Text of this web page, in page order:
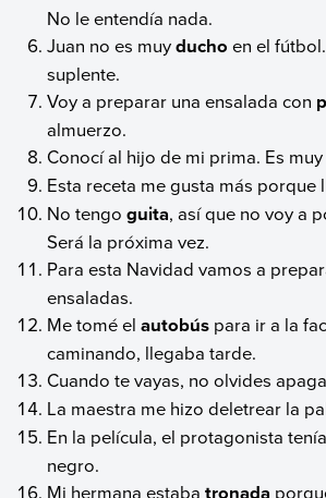
No le entendía nada.
Juan no es muyducho en el
suplente.
Voy a preparar una ensalada con
almuerzo.
Conocí al hijo de mi prima. Es muy
Esta receta me gusta más porque
No tengoguita, así que no voy a
Será la próxima vez.
Para esta Navidad vamos a
ensaladas.
Me tomé elautobús para ir a la
caminando, llegaba tarde.
Cuando te vayas, no olvides
La maestra me hizo deletrear la
En la película, el protagonista
negro.
Mi hermana estabatronada